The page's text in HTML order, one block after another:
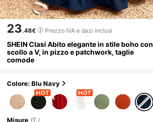
23.48€ Prezzo IVA e dazi inclusi
SHEIN Clasi Abito elegante in stile boho con
scollo a V, in pizzo e patchwork, taglie
comode
Colore: Blu Navy
Misure IT